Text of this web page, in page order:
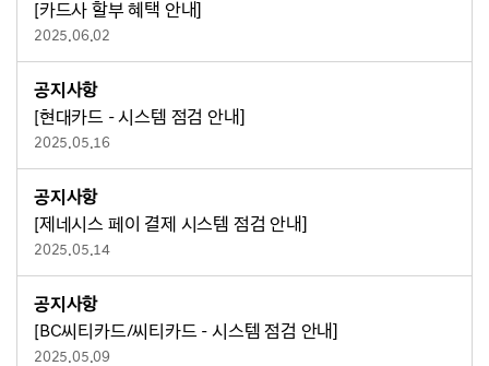
[카드사 할부 혜택 안내]
2025.06.02
공지사항
[현대카드 - 시스템 점검 안내]
2025.05.16
공지사항
[제네시스 페이 결제 시스템 점검 안내]
2025.05.14
공지사항
[BC씨티카드/씨티카드 - 시스템 점검 안내]
2025.05.09